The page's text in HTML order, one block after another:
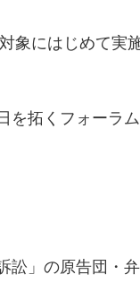
にはじめて実
拓くフォーラ
」の原告団・